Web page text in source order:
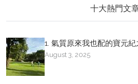
十大熱門文
1. 氣質原來我也配的寶元
August 3, 2025